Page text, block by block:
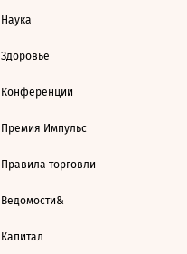
Наука
Здоровье
Конференции
Премия Импульс
Правила торговли
Ведомости&
Капитал